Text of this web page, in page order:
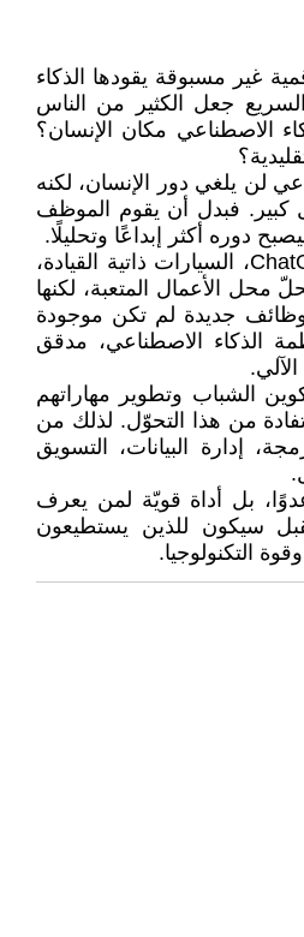
غير مسبوقة يقودها الذكاء
جعل الكثير من الناس
الاصطناعي مكان الإنسان؟
لن يلغي دور الإنسان، لكنه
فبدل أن يقوم الموظف
دوره أكثر إبداعًا وتحليلًا.
التقنيات الحديثة مثل ChatGPT، السيارات ذاتية القيادة،
محل الأعمال المتعبة، لكنها
جديدة لم تكن موجودة
الذكاء الاصطناعي، مدقق
الشباب وتطوير مهاراتهم
من هذا التحوّل. لذلك من
إدارة البيانات، التسويق
بل أداة قويّة لمن يعرف
سيكون للذين يستطيعون
التكنولوجيا.